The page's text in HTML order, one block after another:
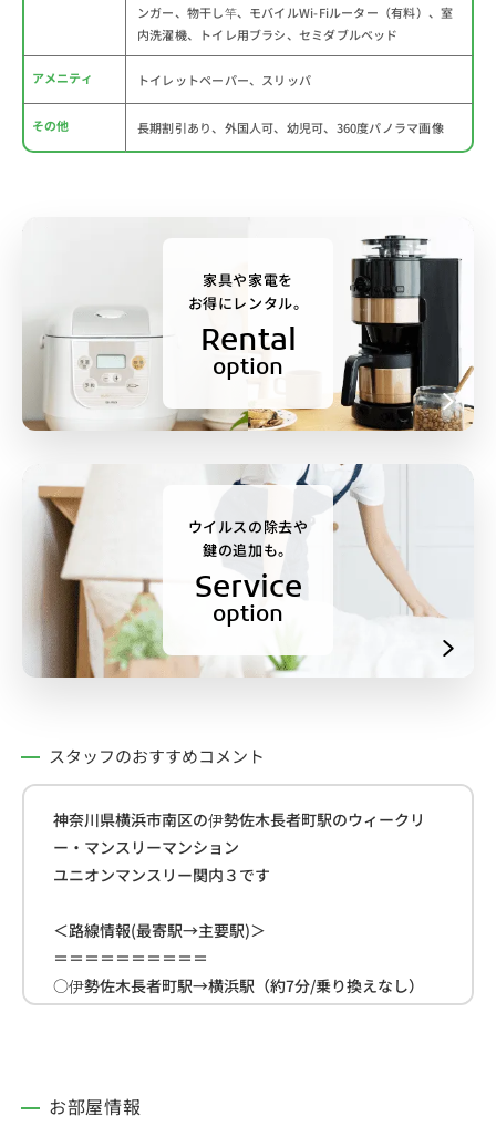
ンガー、物干し竿、モバイルWi-Fiルーター（有料）、室
内洗濯機、トイレ用ブラシ、セミダブルベッド
アメニティ トイレットペーパー、スリッパ
その他 長期割引あり、外国人可、幼児可、360度パノラマ画像
家具や家電を
お得にレンタル。
Rental
option
ウイルスの除去や
鍵の追加も。
Service
option
スタッフのおすすめコメント
神奈川県横浜市南区の伊勢佐木長者町駅のウィークリ
ー・マンスリーマンション
ユニオンマンスリー関内３です
＜路線情報(最寄駅→主要駅)＞
＝＝＝＝＝＝＝＝＝＝
○伊勢佐木長者町駅→横浜駅（約7分/乗り換えなし）
○伊勢佐木長者町駅→新横浜駅（約18分/乗り換えな
＝＝＝＝＝＝＝＝＝＝
お部屋情報